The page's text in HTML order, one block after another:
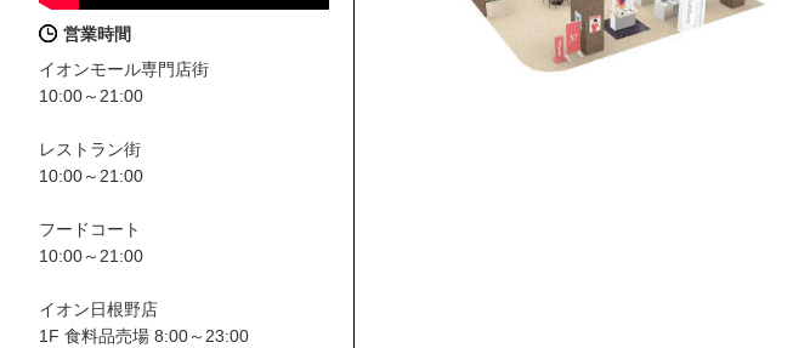
営業時間
イオンモール専門店街
10:00～21:00
レストラン街
10:00～21:00
フードコート
10:00～21:00
イオン日根野店
1F 食料品売場 8:00～23:00